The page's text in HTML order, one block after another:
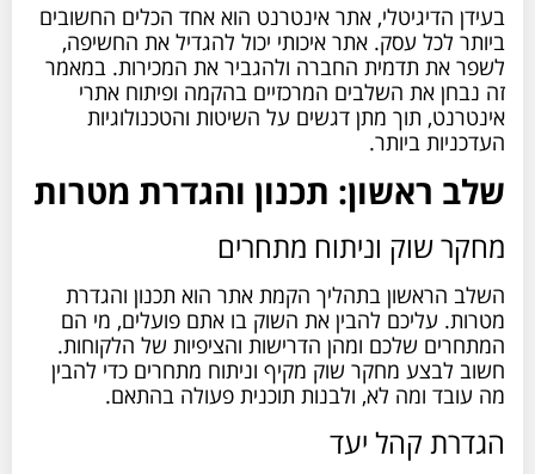
בעידן הדיגיטלי, אתר אינטרנט הוא אחד הכלים החשובים
ביותר לכל עסק. אתר איכותי יכול להגדיל את החשיפה,
לשפר את תדמית החברה ולהגביר את המכירות. במאמר
זה נבחן את השלבים המרכזיים בהקמה ופיתוח אתרי
אינטרנט, תוך מתן דגשים על השיטות והטכנולוגיות
העדכניות ביותר.
שלב ראשון: תכנון והגדרת מטרות
מחקר שוק וניתוח מתחרים
השלב הראשון בתהליך הקמת אתר הוא תכנון והגדרת
מטרות. עליכם להבין את השוק בו אתם פועלים, מי הם
המתחרים שלכם ומהן הדרישות והציפיות של הלקוחות.
חשוב לבצע מחקר שוק מקיף וניתוח מתחרים כדי להבין
מה עובד ומה לא, ולבנות תוכנית פעולה בהתאם.
הגדרת קהל יעד